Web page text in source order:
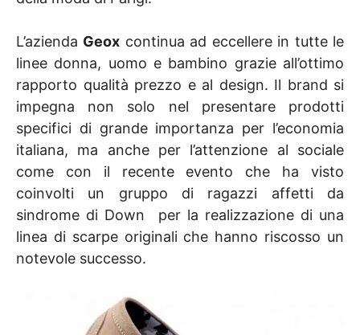
L’azienda Geox continua ad eccellere in tutte le
linee donna, uomo e bambino grazie all’ottimo
rapporto qualità prezzo e al design. Il brand si
impegna non solo nel presentare prodotti
specifici di grande importanza per l’economia
italiana, ma anche per l’attenzione al sociale
come con il recente evento che ha visto
coinvolti un gruppo di ragazzi affetti da
sindrome di Down per la realizzazione di una
linea di scarpe originali che hanno riscosso un
notevole successo.